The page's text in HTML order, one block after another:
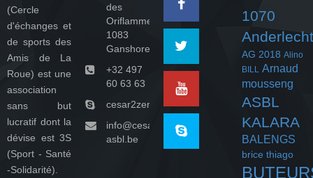
(Cercle
d'échanges et
de sports des
Amis de La
Roue) est une
association
sans but
lucratif dont la
dévise est 3S
(Sport - Santé
-Solidarité).
des
Oriflammes,
1083
Ganshoren
+32 497
60 63 63
cesar2zeroasbl
info@cesar-
asbl.be
1070
Anderlecht
AG 2018 Alino
BILL Arnaud
mousseng
ASBL
KALARA
BALENGS
brice thiago